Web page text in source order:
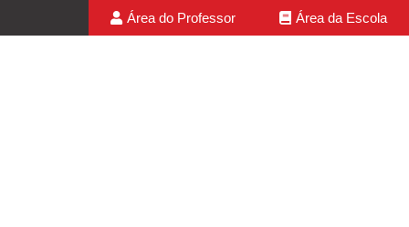
Área do Professor Área da Escola